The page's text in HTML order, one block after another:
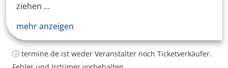
ziehen ...
mehr anzeigen
termine.de ist weder Veranstalter noch Ticketverkäufer.